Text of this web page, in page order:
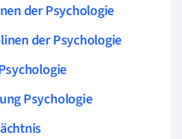
der Psychologie
der Psychologie
Psychologie